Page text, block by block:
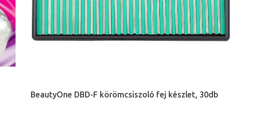
BeautyOne DBD-F körömcsiszoló fej készlet, 30db